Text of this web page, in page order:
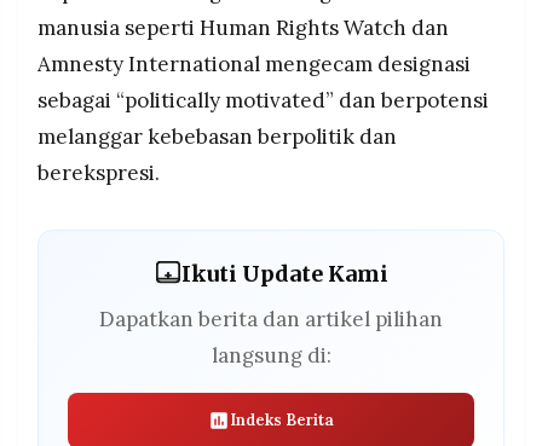
manusia seperti Human Rights Watch dan
Amnesty International mengecam designasi
sebagai “politically motivated” dan berpotensi
melanggar kebebasan berpolitik dan
berekspresi.
Ikuti Update Kami
Dapatkan berita dan artikel pilihan
langsung di:
Indeks Berita